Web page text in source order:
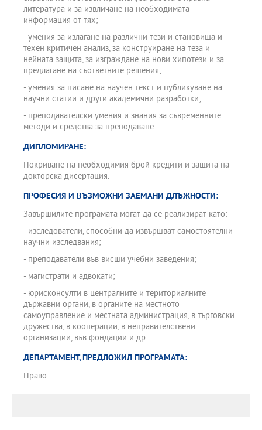
литература и за извличане на необходимата
информация от тях;
- умения за излагане на различни тези и становища и
техен критичен анализ, за конструиране на теза и
нейната защита, за изграждане на нови хипотези и за
предлагане на съответните решения;
- умения за писане на научен текст и публикуване на
научни статии и други академични разработки;
- преподавателски умения и знания за съвременните
методи и средства за преподаване.
ДИПЛОМИРАНЕ:
Покриване на необходимия брой кредити и защита на
докторска дисертация.
ПРОФЕСИЯ И ВЪЗМОЖНИ ЗАЕМАНИ ДЛЪЖНОСТИ:
Завършилите програмата могат да се реализират като:
- изследователи, способни да извършват самостоятелни
научни изследвания;
- преподаватели във висши учебни заведения;
- магистрати и адвокати;
- юрисконсулти в централните и териториалните
държавни органи, в органите на местното
самоуправление и местната администрация, в търговски
дружества, в кооперации, в неправителствени
организации, във фондации и др.
ДЕПАРТАМЕНТ, ПРЕДЛОЖИЛ ПРОГРАМАТА:
Право